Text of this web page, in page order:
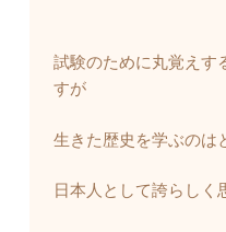
試験のために丸覚えす
すが
生きた歴史を学ぶのは
日本人として誇らしく